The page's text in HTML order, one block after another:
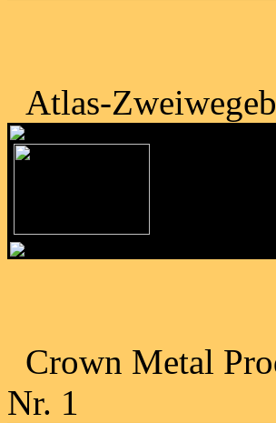
Atlas-
Crown Metal
Nr. 1